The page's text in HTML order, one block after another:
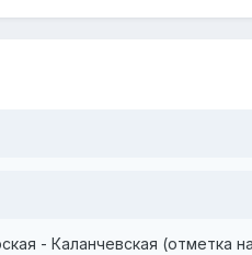
- Каланчевская (отметка на